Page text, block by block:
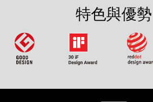
特色與優勢